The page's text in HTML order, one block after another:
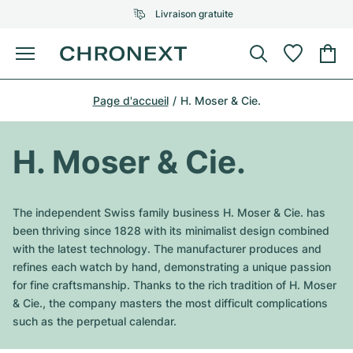
Livraison gratuite
Menu
Acheter une montre
UNE SÉLECTION D'EXCEPTION
Tous les modèles Rolex
Modèles les plus vendus
Air-King
Omega
Tous les modèles Omega
Modèles les plus vendus
Patek Philippe
Tous les modèles Patek Philippe
Audemars Piguet
Cartier
Breitling
Bijoux
UNE SÉLECTION D'EXCEPTION
Tiffany
Louis Vuitton
Gebauer & Gebauer
Van Cleef & Arpels
Nouveautés
Sale
Page d'accueil H. Moser & Cie.
H. Moser & Cie.
The independent Swiss family business H. Moser & Cie. has
been thriving since 1828 with its minimalist design combined
with the latest technology. The manufacturer produces and
refines each watch by hand, demonstrating a unique passion
for fine craftsmanship. Thanks to the rich tradition of H. Moser
& Cie., the company masters the most difficult complications
such as the perpetual calendar.